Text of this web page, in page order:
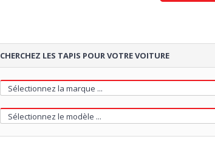
CHERCHEZ LES TAPIS POUR VOTRE VOITURE